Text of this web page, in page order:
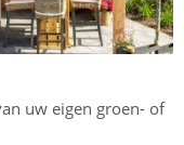
uw eigen groen- of